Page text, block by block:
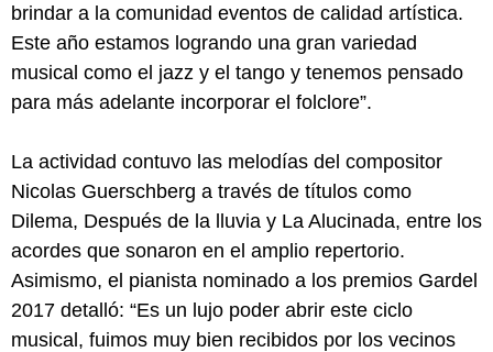
brindar a la comunidad eventos de calidad artística.
Este año estamos logrando una gran variedad
musical como el jazz y el tango y tenemos pensado
para más adelante incorporar el folclore”.
La actividad contuvo las melodías del compositor
Nicolas Guerschberg a través de títulos como
Dilema, Después de la lluvia y La Alucinada, entre los
acordes que sonaron en el amplio repertorio.
Asimismo, el pianista nominado a los premios Gardel
2017 detalló: “Es un lujo poder abrir este ciclo
musical, fuimos muy bien recibidos por los vecinos